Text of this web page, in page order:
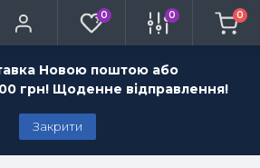
Новою поштою або
грн! Щоденне відправлення!
Закрити
0 0 0